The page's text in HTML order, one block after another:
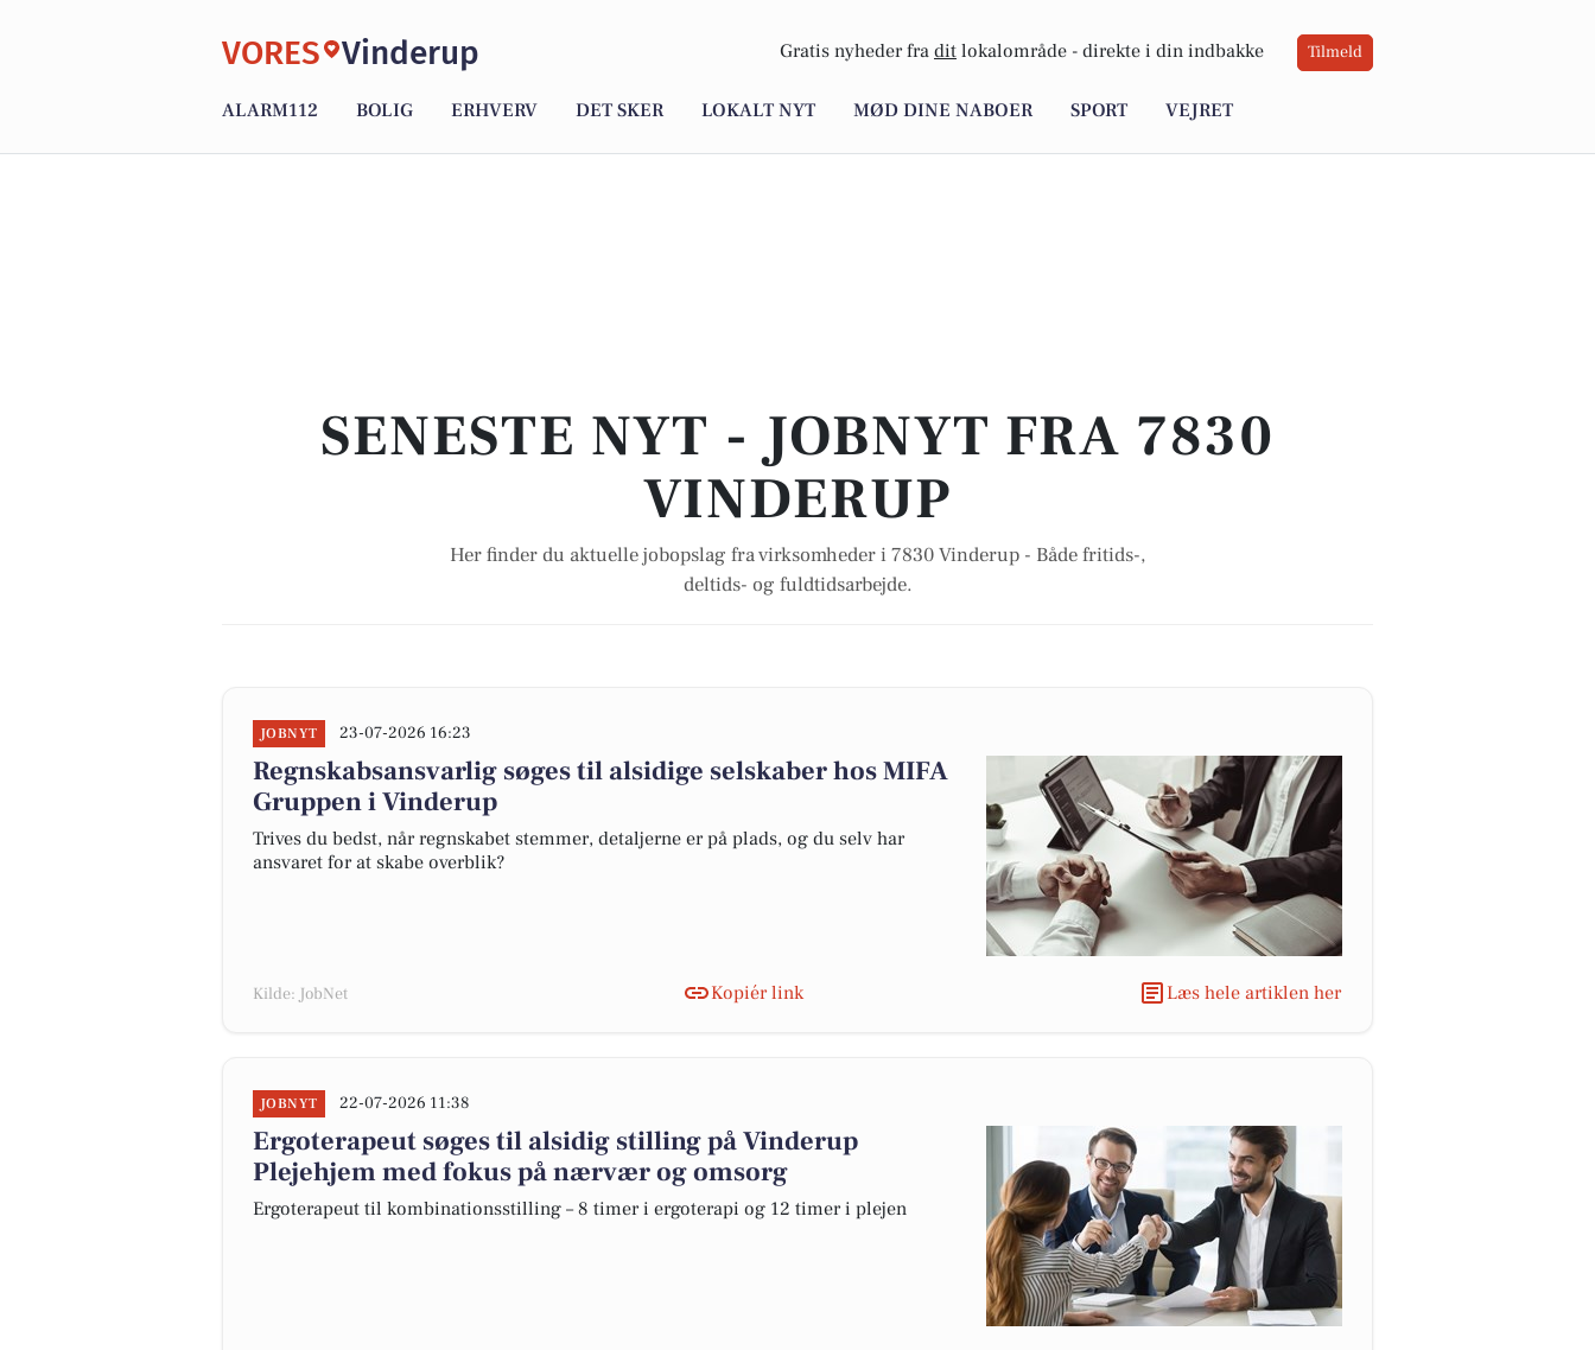
VORES Vinderup Gratis nyheder fra dit lokalområde - direkte i din indbakke Tilmeld
ALARM112 BOLIG ERHVERV DET SKER LOKALT NYT MØD DINE NABOER SPORT VEJRET
SENESTE NYT - JOBNYT FRA 7830
VINDERUP
Her finder du aktuelle jobopslag fra virksomheder i 7830 Vinderup - Både fritids-,
deltids- og fuldtidsarbejde.
JOBNYT 23-07-2026 16:23
Regnskabsansvarlig søges til alsidige selskaber hos MIFA
Gruppen i Vinderup
Trives du bedst, når regnskabet stemmer, detaljerne er på plads, og du selv har
ansvaret for at skabe overblik?
Kilde: JobNet Kopiér link Læs hele artiklen her
JOBNYT 22-07-2026 11:38
Ergoterapeut søges til alsidig stilling på Vinderup
Plejehjem med fokus på nærvær og omsorg
Ergoterapeut til kombinationsstilling – 8 timer i ergoterapi og 12 timer i plejen